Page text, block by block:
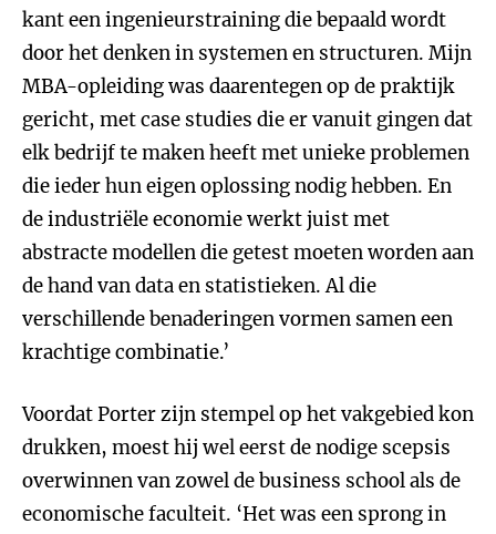
kant een ingenieurstraining die bepaald wordt
door het denken in systemen en structuren. Mijn
MBA-opleiding was daarentegen op de praktijk
gericht, met case studies die er vanuit gingen dat
elk bedrijf te maken heeft met unieke problemen
die ieder hun eigen oplossing nodig hebben. En
de industriële economie werkt juist met
abstracte modellen die getest moeten worden aan
de hand van data en statistieken. Al die
verschillende benaderingen vormen samen een
krachtige combinatie.’
Voordat Porter zijn stempel op het vakgebied kon
drukken, moest hij wel eerst de nodige scepsis
overwinnen van zowel de business school als de
economische faculteit. ‘Het was een sprong in